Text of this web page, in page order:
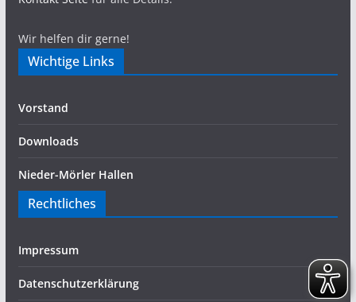
Wir helfen dir gerne!
Wichtige Links
Vorstand
Downloads
Nieder-Mörler Hallen
Rechtliches
Impressum
Datenschutzerklärung